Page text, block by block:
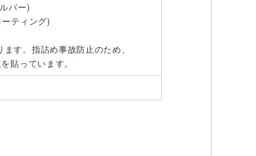
バー)
ティング)
す。指詰め事故防止のため、
貼っています。